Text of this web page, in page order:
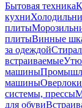
Бытовая техника
кухни
плиты
плитыВинные
за одеждой
встраиваемые
машины
машиныОверлоки
системы, прессы
для обуви